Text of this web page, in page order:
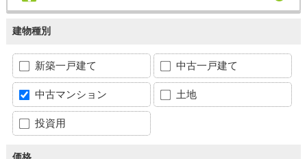
建物種別
新築一戸建て 中古一戸建て
中古マンション 土地
投資用